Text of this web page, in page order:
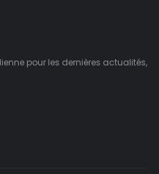
pour les dernières actualités,